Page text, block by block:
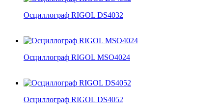
Осциллограф RIGOL DS4032
Осциллограф RIGOL MSO4024
Осциллограф RIGOL DS4052